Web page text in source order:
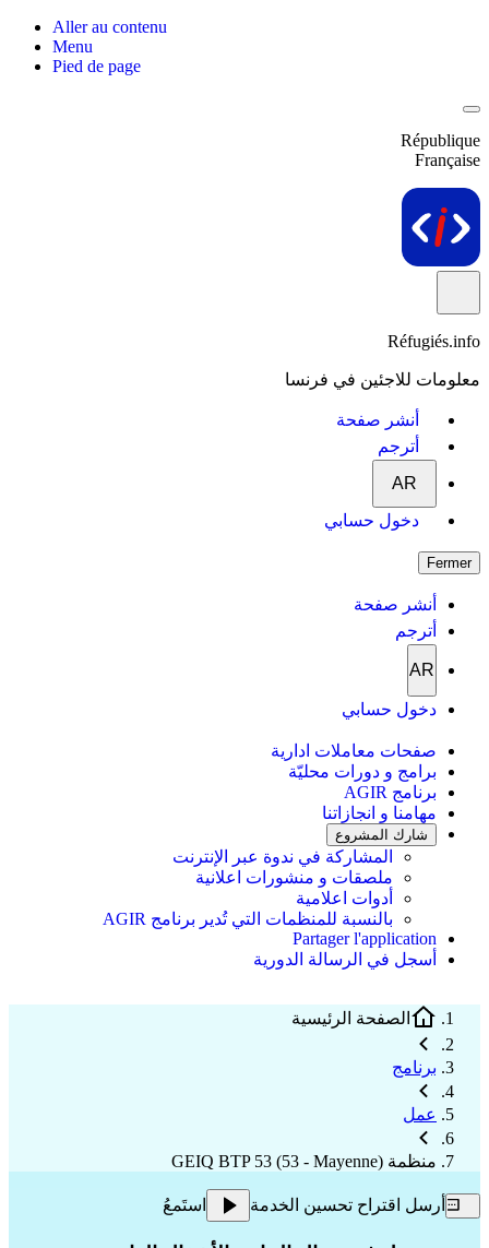
Aller au contenu
Menu
Pied de page
République
Française
Réfugiés.info
معلومات للاجئين في فرنسا
أنشر صفحة
أترجم
AR
دخول حسابي
Fermer
أنشر صفحة
أترجم
AR
دخول حسابي
صفحات معاملات ادارية
برامج و دورات محليّة
برنامج AGIR
مهامنا و انجازاتنا
شارك المشروع
المشاركة في ندوة عبر الإنترنت
ملصقات و منشورات اعلانية
أدوات اعلامية
بالنسبة للمنظمات التي تُدير برنامج AGIR
Partager l'application
أسجل في الرسالة الدورية
الصفحة الرئيسية
برنامج
عمل
منظمة GEIQ BTP 53 (53 - Mayenne)
أرسل اقتراح تحسين الخدمة استَمعُ